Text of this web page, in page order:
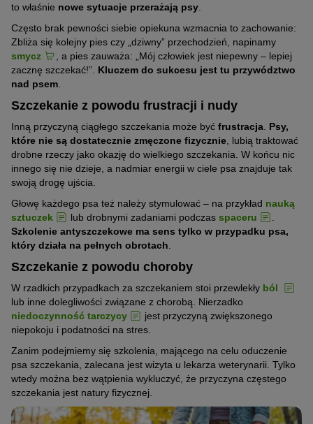
to właśnie nowe sytuacje przerażają psy
Często brak pewności siebie opiekuna wzmacnia to zachowanie:
Zbliża się kolejny pies czy „dziwny” przechodzień, napinamy
smycz
, a pies zauważa: „Mój człowiek jest niepewny – lepiej
zacznę szczekać!”. Kluczem do sukcesu jest tu przywództwo
nad psem
Szczekanie z powodu frustracji i nudy
Inną przyczyną ciągłego szczekania może być frustracja Psy,
które nie są dostatecznie zmęczone fizycznie , lubią traktować
drobne rzeczy jako okazję do wielkiego szczekania. W końcu nic
innego się nie dzieje, a nadmiar energii w ciele psa znajduje tak
swoją drogę ujścia.
Głowę każdego psa też należy stymulować – na przykład nauką
sztuczek
lub drobnymi zadaniami podczas spaceru
Szkolenie antyszczekowe ma sens tylko w przypadku psa,
który działa na pełnych obrotach
Szczekanie z powodu choroby
W rzadkich przypadkach za szczekaniem stoi przewlekły ból
lub inne dolegliwości związane z chorobą. Nierzadko
niedoczynność tarczycy
jest przyczyną zwiększonego
niepokoju i podatności na stres.
Zanim podejmiemy się szkolenia, mającego na celu oduczenie
psa szczekania, zalecana jest wizyta u lekarza weterynarii. Tylko
wtedy można bez wątpienia wykluczyć, że przyczyna częstego
szczekania jest natury fizycznej.